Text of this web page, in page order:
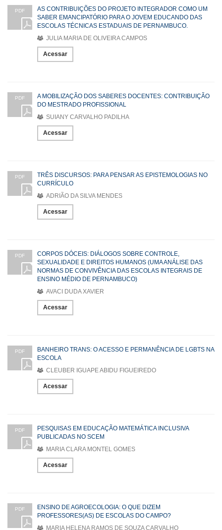
PDF
AS CONTRIBUIÇÕES DO PROJETO INTEGRADOR COMO UM
SABER EMANCIPATÓRIO PARA O JOVEM EDUCANDO DAS
ESCOLAS TÉCNICAS ESTADUAIS DE PERNAMBUCO.
JULIA MARIA DE OLIVEIRA CAMPOS
Acessar
PDF
A MOBILIZAÇÃO DOS SABERES DOCENTES: CONTRIBUIÇÃO
DO MESTRADO PROFISSIONAL
SUIANY CARVALHO PADILHA
Acessar
PDF
TRÊS DISCURSOS: PARA PENSAR AS EPISTEMOLOGIAS NO
CURRÍCULO
ADRIÃO DA SILVA MENDES
Acessar
PDF
CORPOS DÓCEIS: DIÁLOGOS SOBRE CONTROLE,
SEXUALIDADE E DIREITOS HUMANOS (UMA ANÁLISE DAS
NORMAS DE CONVIVÊNCIA DAS ESCOLAS INTEGRAIS DE
ENSINO MÉDIO DE PERNAMBUCO)
AVACI DUDA XAVIER
Acessar
PDF
BANHEIRO TRANS: O ACESSO E PERMANÊNCIA DE LGBTS NA
ESCOLA
CLEUBER IGUAPE ABIDU FIGUEIREDO
Acessar
PDF
PESQUISAS EM EDUCAÇÃO MATEMÁTICA INCLUSIVA
PUBLICADAS NO SCEM
MARIA CLARA MONTEL GOMES
Acessar
PDF
ENSINO DE AGROECOLOGIA: O QUE DIZEM
PROFESSORES(AS) DE ESCOLAS DO CAMPO?
MARIA HELENA RAMOS DE SOUZA CARVALHO